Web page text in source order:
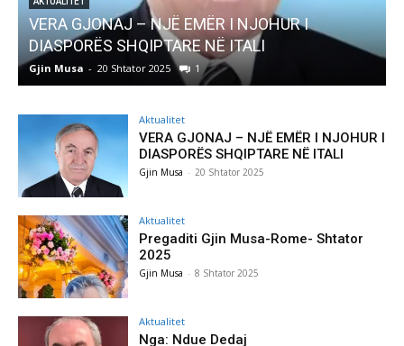
AKTUALITET
Pregaditi Gjin Musa-Rome- Shtator 2025
Gjin Musa - 8 Shtator 2025 0
Aktualitet
VERA GJONAJ – NJË EMËR I NJOHUR I
DIASPORËS SHQIPTARE NË ITALI
Gjin Musa - 20 Shtator 2025
Aktualitet
Pregaditi Gjin Musa-Rome- Shtator
2025
Gjin Musa - 8 Shtator 2025
Aktualitet
Nga: Ndue Dedaj